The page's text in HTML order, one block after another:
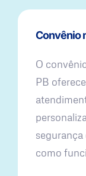
Convênio
O
PB
segurança
como